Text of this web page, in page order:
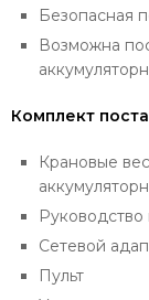
Безопасная
Возможна
Комплект
Крановые
Руководство
Сетевой
Пульт